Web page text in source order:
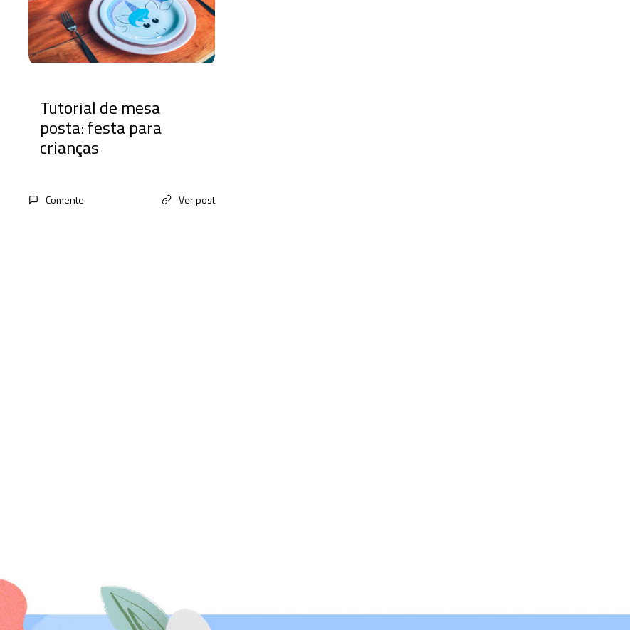
Tutorial de mesa
posta: festa para
crianças
Comente Ver post